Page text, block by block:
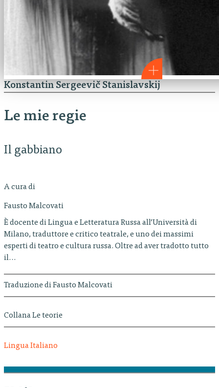
Konstantin Sergeevič Stanislavskij
Le mie regie
Il gabbiano
A cura di
Fausto Malcovati
È docente di Lingua e Letteratura Russa all’Università di
Milano, traduttore e critico teatrale, e uno dei massimi
esperti di teatro e cultura russa. Oltre ad aver tradotto tutto
il…
Traduzione di Fausto Malcovati
Collana Le teorie
Lingua Italiano